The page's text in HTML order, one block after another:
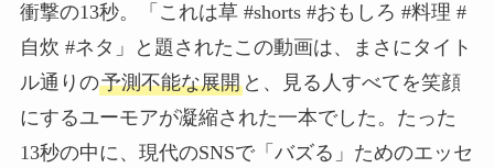
衝撃の13秒。「これは草 #shorts #おもしろ #料理 #
自炊 #ネタ」と題されたこの動画は、まさにタイト
ル通りの予測不能な展開と、見る人すべてを笑顔
にするユーモアが凝縮された一本でした。たった
13秒の中に、現代のSNSで「バズる」ためのエッセ